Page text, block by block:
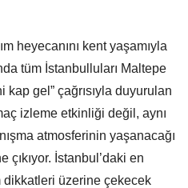
heyecanını kent yaşamıyla
tüm İstanbulluları Maltepe
gel” çağrısıyla duyurulan
izleme etkinliği değil, aynı
atmosferinin yaşanacağı
İstanbul’daki en
dikkatleri üzerine çekecek